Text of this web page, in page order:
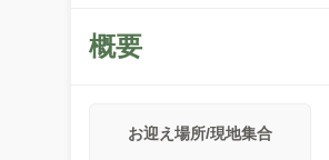
概要
お迎え場所/現地集合